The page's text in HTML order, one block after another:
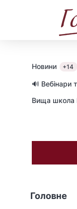
Новини +14
🔊 Вебінари
Вища школа
Головне